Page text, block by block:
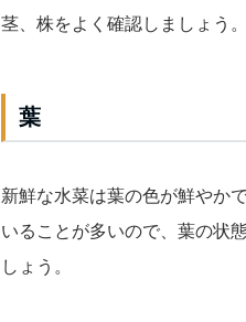
茎、株をよく確認しましょう。
葉
新鮮な水菜は葉の色が鮮やか
いることが多いので、葉の状
しょう。